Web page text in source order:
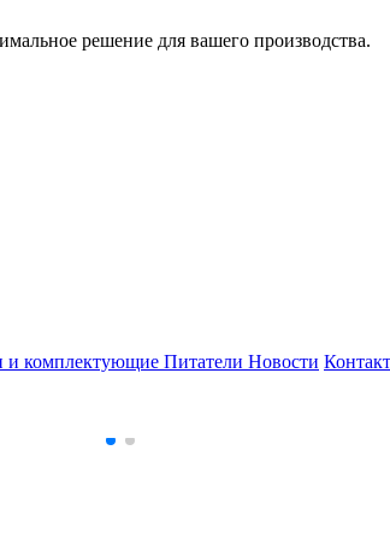
решение для вашего производства.
и комплектующие Питатели Новости